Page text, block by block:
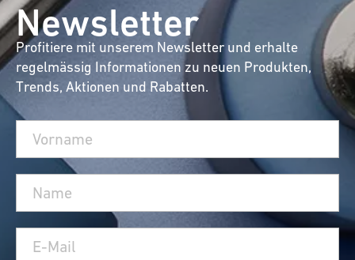
Newsletter
Profitiere mit unserem Newsletter und erhalte
regelmässig Informationen zu neuen Produkten,
Trends, Aktionen und Rabatten.